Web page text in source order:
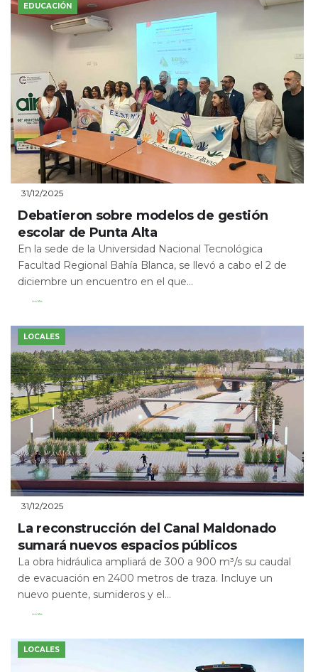
EDUCACIÓN
31/12/2025
Debatieron sobre modelos de gestión
escolar de Punta Alta
En la sede de la Universidad Nacional Tecnológica
Facultad Regional Bahía Blanca, se llevó a cabo el 2 de
diciembre un encuentro en el que...
Leer Más
LOCALES
31/12/2025
La reconstrucción del Canal Maldonado
sumará nuevos espacios públicos
La obra hidráulica ampliará de 300 a 900 m³/s su caudal
de evacuación en 2400 metros de traza. Incluye un
nuevo puente, sumideros y el...
Leer Más
LOCALES